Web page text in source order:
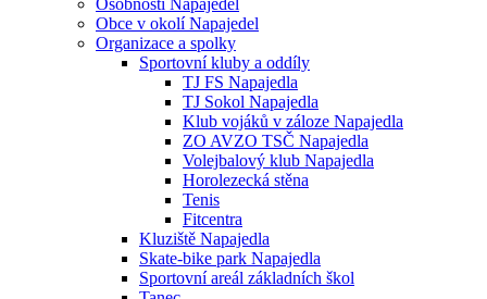
Osobnosti Napajedel
Obce v okolí Napajedel
Organizace a spolky
Sportovní kluby a oddíly
TJ FS Napajedla
TJ Sokol Napajedla
Klub vojáků v záloze Napajedla
ZO AVZO TSČ Napajedla
Volejbalový klub Napajedla
Horolezecká stěna
Tenis
Fitcentra
Kluziště Napajedla
Skate-bike park Napajedla
Sportovní areál základních škol